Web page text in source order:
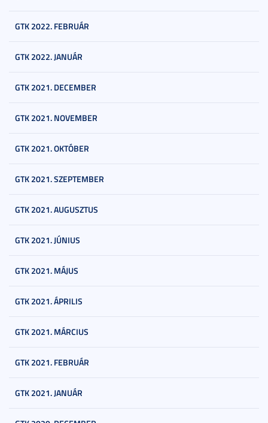
GTK 2022. FEBRUÁR
GTK 2022. JANUÁR
GTK 2021. DECEMBER
GTK 2021. NOVEMBER
GTK 2021. OKTÓBER
GTK 2021. SZEPTEMBER
GTK 2021. AUGUSZTUS
GTK 2021. JÚNIUS
GTK 2021. MÁJUS
GTK 2021. ÁPRILIS
GTK 2021. MÁRCIUS
GTK 2021. FEBRUÁR
GTK 2021. JANUÁR